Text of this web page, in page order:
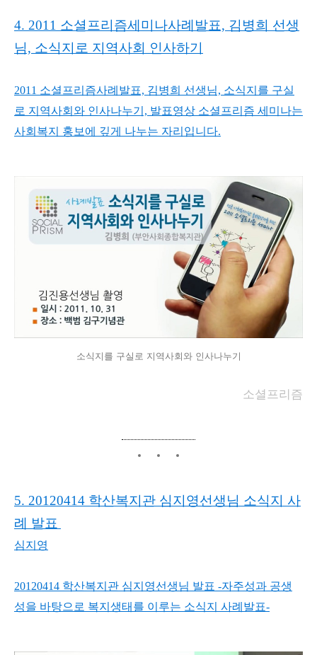
4. 2011 소셜프리즘세미나사례발표, 김병희 선생
님, 소식지로 지역사회 인사하기
2011 소셜프리즘사례발표, 김병희 선생님, 소식지를 구실
로 지역사회와 인사나누기, 발표영상 소셜프리즘 세미나는
사회복지 홍보에 깊게 나누는 자리입니다.
소식지를 구실로 지역사회와 인사나누기
소셜프리즘
5. 20120414 학산복지관 심지영선생님 소식지 사
례 발표
심지영
20120414 학산복지관 심지영선생님 발표 -자주성과 공생
성을 바탕으로 복지생태를 이루는 소식지 사례발표-